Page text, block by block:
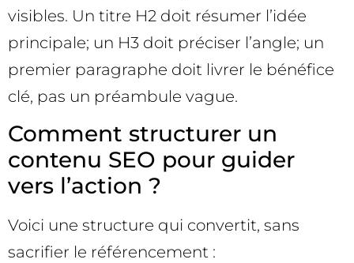
visibles. Un titre H2 doit résumer l’idée
principale; un H3 doit préciser l’angle; un
premier paragraphe doit livrer le bénéfice
clé, pas un préambule vague.
Comment structurer un
contenu SEO pour guider
vers l’action ?
Voici une structure qui convertit, sans
sacrifier le référencement :